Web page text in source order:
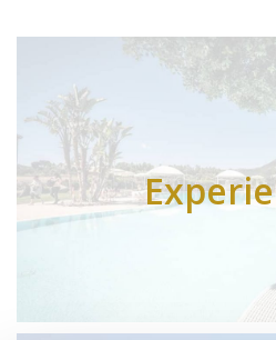
Try the delights of our
which is a true oasis of
beach, fitness activities in
rental